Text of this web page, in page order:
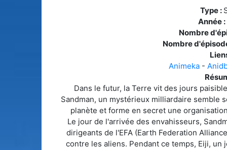
Type :
Année :
Nombre
Nombre
Animeka -
Dans le futur, la Terre vit des jours
Sandman, un mystérieux milliardaire semble
planète et forme en secret une
Le jour de l'arrivée des envahisseurs,
dirigeants de l'EFA (Earth Federation
contre les aliens. Pendant ce temps, Eiji,